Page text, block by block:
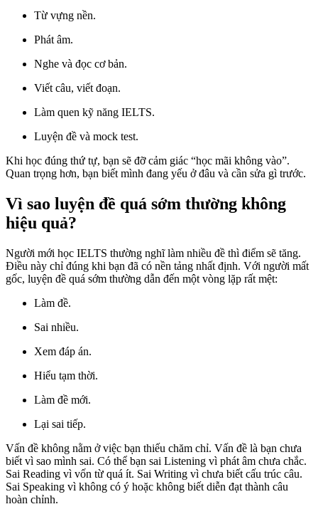
Từ vựng nền.
Phát âm.
Nghe và đọc cơ bản.
Viết câu, viết đoạn.
Làm quen kỹ năng IELTS.
Luyện đề và mock test.
Khi học đúng thứ tự, bạn sẽ đỡ cảm giác “học mãi không vào”.
Quan trọng hơn, bạn biết mình đang yếu ở đâu và cần sửa gì trước.
Vì sao luyện đề quá sớm thường không
hiệu quả?
Người mới học IELTS thường nghĩ làm nhiều đề thì điểm sẽ tăng.
Điều này chỉ đúng khi bạn đã có nền tảng nhất định. Với người mất
gốc, luyện đề quá sớm thường dẫn đến một vòng lặp rất mệt:
Làm đề.
Sai nhiều.
Xem đáp án.
Hiểu tạm thời.
Làm đề mới.
Lại sai tiếp.
Vấn đề không nằm ở việc bạn thiếu chăm chỉ. Vấn đề là bạn chưa
biết vì sao mình sai. Có thể bạn sai Listening vì phát âm chưa chắc.
Sai Reading vì vốn từ quá ít. Sai Writing vì chưa biết cấu trúc câu.
Sai Speaking vì không có ý hoặc không biết diễn đạt thành câu
hoàn chỉnh.